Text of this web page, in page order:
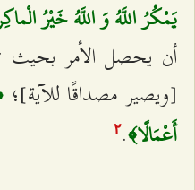
يَمْكُرُ اللَّهُ وَ اللَّهُ خَيْرُ
أن يحصل الأمر بحيث
[ويصير مصداقًا للآية]؛
أَعْمَالًا﴾.٢